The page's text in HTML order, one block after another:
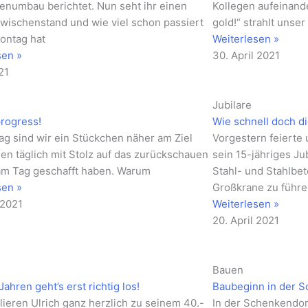
berichtet. Nun seht ihr einen
und wie viel schon passiert
hat
»
Kollegen
gold!“ strahlt
Weiterlesen »
30. April 2021
sind wir ein Stückchen näher am Ziel
täglich mit Stolz auf das zurückschauen
Tag geschafft haben. Warum
»
Jubilare
Wie schnell doch
Vorgestern feierte
sein 15-jähriges
Stahl- und
Großkrane zu
Weiterlesen »
20. April 2021
geht’s erst richtig los!
Ulrich ganz herzlich zu seinem 40.-
Bauen
Baubeginn in der
In der